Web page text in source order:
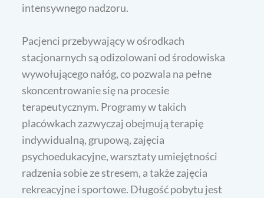
intensywnego nadzoru.
Pacjenci przebywający w ośrodkach
stacjonarnych są odizolowani od środowiska
wywołującego nałóg, co pozwala na pełne
skoncentrowanie się na procesie
terapeutycznym. Programy w takich
placówkach zazwyczaj obejmują terapię
indywidualną, grupową, zajęcia
psychoedukacyjne, warsztaty umiejętności
radzenia sobie ze stresem, a także zajęcia
rekreacyjne i sportowe. Długość pobytu jest